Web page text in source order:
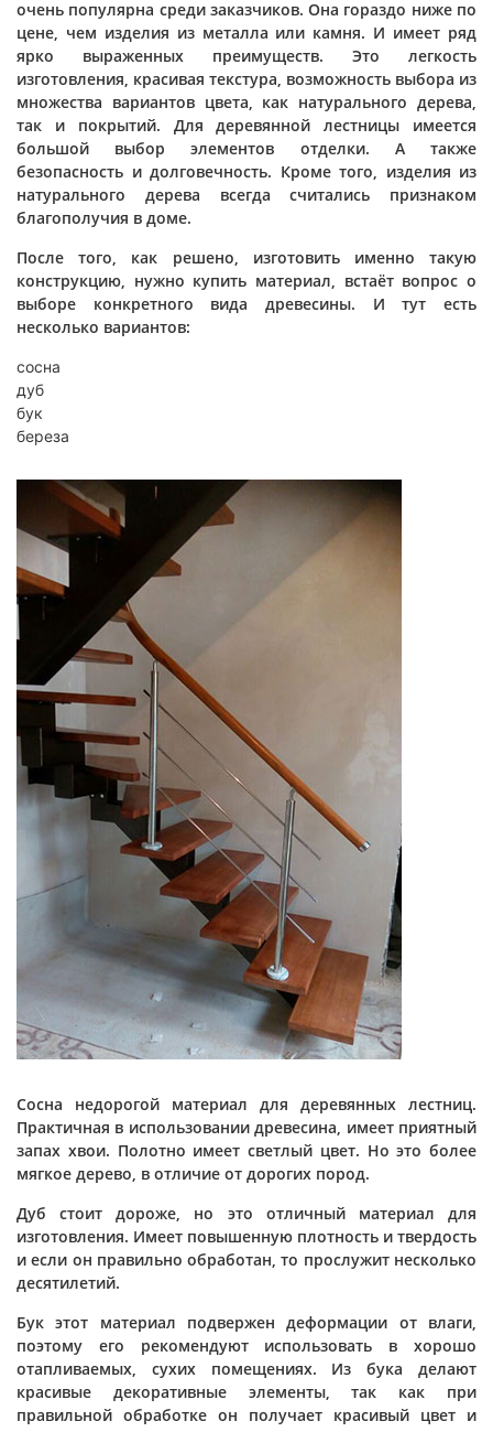
очень популярна среди заказчиков. Она гораздо ниже по
цене, чем изделия из металла или камня. И имеет ряд
ярко выраженных преимуществ. Это легкость
изготовления, красивая текстура, возможность выбора из
множества вариантов цвета, как натурального дерева,
так и покрытий. Для деревянной лестницы имеется
большой выбор элементов отделки. А также
безопасность и долговечность. Кроме того, изделия из
натурального дерева всегда считались признаком
благополучия в доме.
После того, как решено, изготовить именно такую
конструкцию, нужно купить материал, встаёт вопрос о
выборе конкретного вида древесины. И тут есть
несколько вариантов:
сосна
дуб
бук
береза
Сосна недорогой материал для деревянных лестниц.
Практичная в использовании древесина, имеет приятный
запах хвои. Полотно имеет светлый цвет. Но это более
мягкое дерево, в отличие от дорогих пород.
Дуб стоит дороже, но это отличный материал для
изготовления. Имеет повышенную плотность и твердость
и если он правильно обработан, то прослужит несколько
десятилетий.
Бук этот материал подвержен деформации от влаги,
поэтому его рекомендуют использовать в хорошо
отапливаемых, сухих помещениях. Из бука делают
красивые декоративные элементы, так как при
правильной обработке он получает красивый цвет и